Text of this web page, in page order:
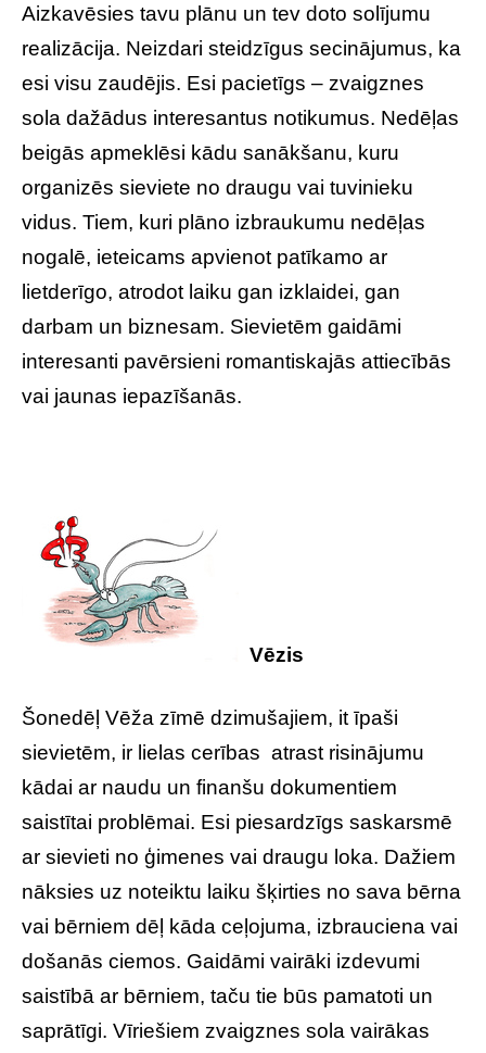
Aizkavēsies tavu plānu un tev doto solījumu
realizācija. Neizdari steidzīgus secinājumus, ka
esi visu zaudējis. Esi pacietīgs – zvaigznes
sola dažādus interesantus notikumus. Nedēļas
beigās apmeklēsi kādu sanākšanu, kuru
organizēs sieviete no draugu vai tuvinieku
vidus. Tiem, kuri plāno izbraukumu nedēļas
nogalē, ieteicams apvienot patīkamo ar
lietderīgo, atrodot laiku gan izklaidei, gan
darbam un biznesam. Sievietēm gaidāmi
interesanti pavērsieni romantiskajās attiecībās
vai jaunas iepazīšanās.
Vēzis
Šonedēļ Vēža zīmē dzimušajiem, it īpaši
sievietēm, ir lielas cerības atrast risinājumu
kādai ar naudu un finanšu dokumentiem
saistītai problēmai. Esi piesardzīgs saskarsmē
ar sievieti no ģimenes vai draugu loka. Dažiem
nāksies uz noteiktu laiku šķirties no sava bērna
vai bērniem dēļ kāda ceļojuma, izbrauciena vai
došanās ciemos. Gaidāmi vairāki izdevumi
saistībā ar bērniem, taču tie būs pamatoti un
saprātīgi. Vīriešiem zvaigznes sola vairākas